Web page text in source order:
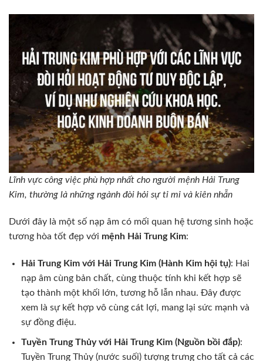
Lĩnh vực công việc phù hợp nhất cho người mệnh Hải Trung
Kim, thường là những ngành đòi hỏi sự tỉ mỉ và kiên nhẫn
Dưới đây là một số nạp âm có mối quan hệ tương sinh hoặc
tương hòa tốt đẹp với mệnh Hải Trung Kim:
Hải Trung Kim với Hải Trung Kim (Hành Kim hội tụ): Hai
nạp âm cùng bản chất, cùng thuộc tính khi kết hợp sẽ
tạo thành một khối lớn, tương hỗ lẫn nhau. Đây được
xem là sự kết hợp vô cùng cát lợi, mang lại sức mạnh và
sự đồng điệu.
Tuyền Trung Thủy với Hải Trung Kim (Nguồn bồi đắp):
Tuyền Trung Thủy (nước suối) tượng trưng cho tất cả các